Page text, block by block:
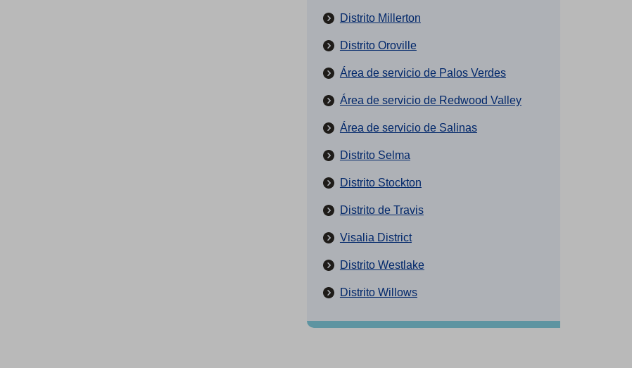
Distrito Millerton
Distrito Oroville
Área de servicio de Palos Verdes
Área de servicio de Redwood Valley
Área de servicio de Salinas
Distrito Selma
Distrito Stockton
Distrito de Travis
Visalia District
Distrito Westlake
Distrito Willows